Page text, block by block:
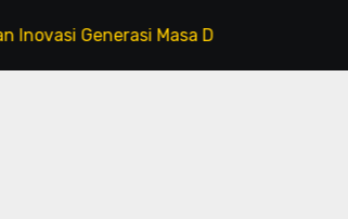
Generasi Masa Depan